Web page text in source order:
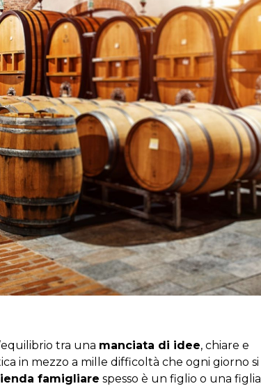
tra una manciata di idee, chiare e
in mezzo a mille difficoltà che ogni giorno si
famigliare spesso è un figlio o una figlia